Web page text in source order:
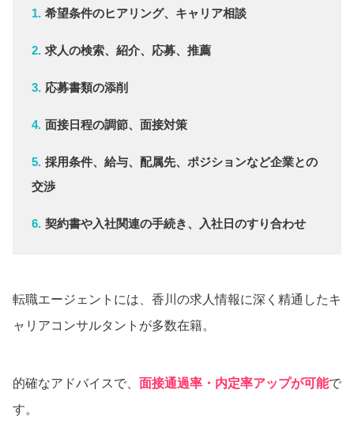
希望条件のヒアリング、キャリア相談
求人の検索、紹介、応募、推薦
応募書類の添削
面接日程の調節、面接対策
採用条件、給与、配属先、ポジションなど企業との
交渉
契約書や入社関連の手続き、入社日のすり合わせ
転職エージェントには、香川の求人情報に深く精通したキ
ャリアコンサルタントが多数在籍。
的確なアドバイスで、 面接通過率・内定率アップが可能で
す。